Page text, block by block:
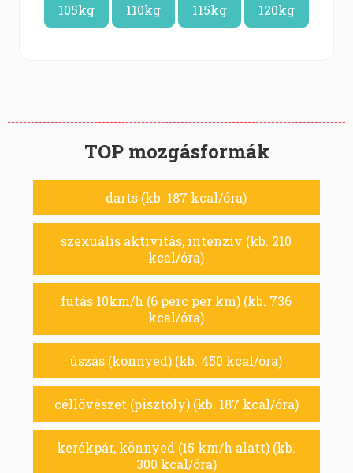
105kg 110kg 115kg 120kg
TOP mozgásformák
darts (kb. 187 kcal/óra)
szexuális aktivitás, intenzív (kb. 210
kcal/óra)
futás 10km/h (6 perc per km) (kb. 736
kcal/óra)
úszás (könnyed) (kb. 450 kcal/óra)
céllövészet (pisztoly) (kb. 187 kcal/óra)
kerékpár, könnyed (15 km/h alatt) (kb.
300 kcal/óra)